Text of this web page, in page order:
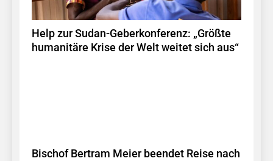
Help zur Sudan-Geberkonferenz: „Größte
humanitäre Krise der Welt weitet sich aus“
Bischof Bertram Meier beendet Reise nach